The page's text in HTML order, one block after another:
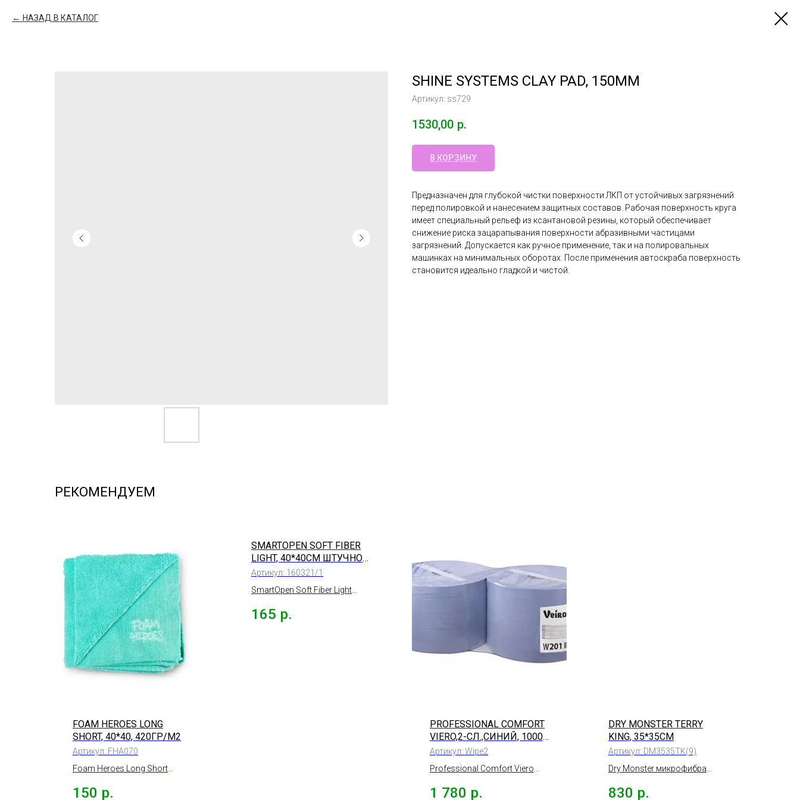
НАЗАД В КАТАЛОГ
SHINE SYSTEMS CLAY PAD, 150ММ
Артикул: ss729
1530,00 р.
В КОРЗИНУ
Предназначен для глубокой чистки поверхности ЛКП от устойчивых загрязнений
перед полировкой и нанесением защитных составов. Рабочая поверхность круга
имеет специальный рельеф из ксантановой резины, который обеспечивает
снижение риска зацарапывания поверхности абразивными частицами
загрязнений. Допускается как ручное применение, так и на полировальных
машинках на минимальных оборотах. После применения автоскраба поверхность
становится идеально гладкой и чистой.
РЕКОМЕНДУЕМ
FOAM HEROES LONG
SHORT, 40*40, 420ГР/М2
Артикул: FHA070
Foam Heroes Long Short
разносторонняя
150 р.
SMARTOPEN SOFT FIBER
LIGHT, 40*40СМ ШТУЧНО
АКЦИЯ
Артикул: 160321/1
SmartOpen Soft Fiber Light
супермягкая 340гр, 40*40см
165 р.
PROFESSIONAL COMFORT
VIERO,2-СЛ.,СИНИЙ, 1000
ЛИСТОВ
Артикул: Wipe2
Professional Comfort Viero
сл.,33х35см, синий, 1000
1 780 р.
DRY MONSTER TERRY
KING, 35*35СМ
Артикул: DM3535TK(9)
Dry Monster микрофибра
9шт., 35*35см.
830 р.